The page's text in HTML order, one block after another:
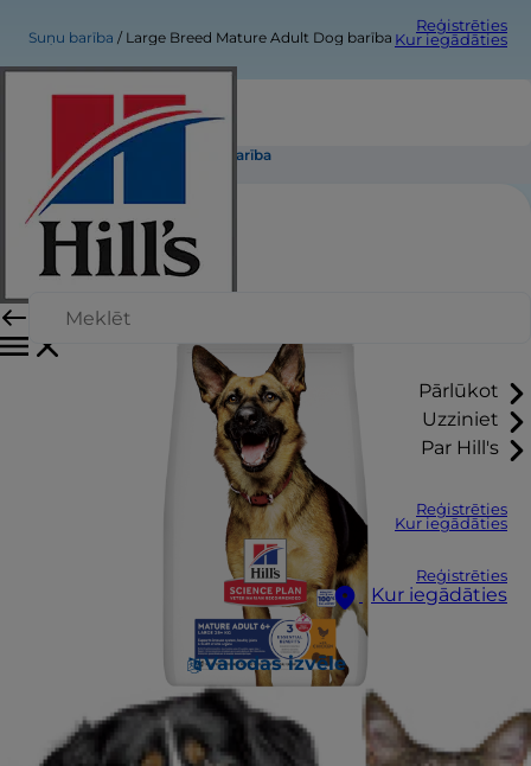
Reģistrēties
Kur iegādāties
Pārlūkot
Uzziniet
Par Hill's
Reģistrēties
Kur iegādāties
Reģistrēties
Kur iegādāties
Valodas izvēle
Suņu barība Large Breed Mature Adult Dog barība
Large Breed Mature Adult Dog barība